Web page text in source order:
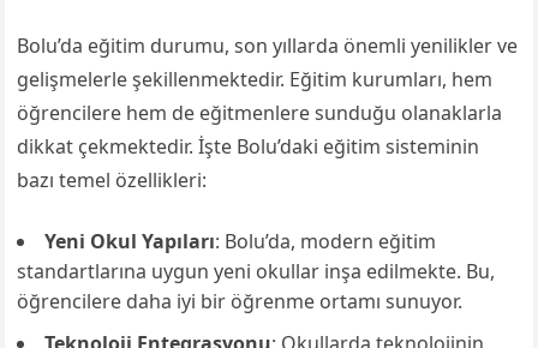
Bolu’da eğitim durumu, son yıllarda önemli yenilikler ve
gelişmelerle şekillenmektedir. Eğitim kurumları, hem
öğrencilere hem de eğitmenlere sunduğu olanaklarla
dikkat çekmektedir. İşte Bolu’daki eğitim sisteminin
bazı temel özellikleri:
Yeni Okul Yapıları: Bolu’da, modern eğitim
standartlarına uygun yeni okullar inşa edilmekte. Bu,
öğrencilere daha iyi bir öğrenme ortamı sunuyor.